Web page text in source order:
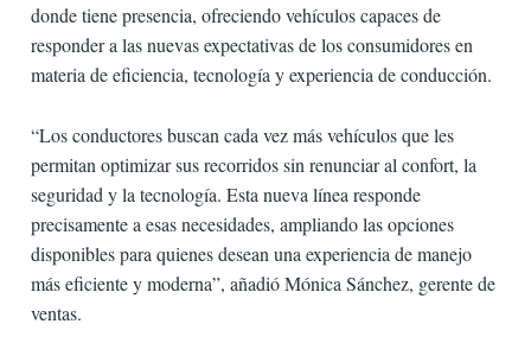
donde tiene presencia, ofreciendo vehículos capaces de
responder a las nuevas expectativas de los consumidores en
materia de eficiencia, tecnología y experiencia de conducción.
“Los conductores buscan cada vez más vehículos que les
permitan optimizar sus recorridos sin renunciar al confort, la
seguridad y la tecnología. Esta nueva línea responde
precisamente a esas necesidades, ampliando las opciones
disponibles para quienes desean una experiencia de manejo
más eficiente y moderna”, añadió Mónica Sánchez, gerente de
ventas.